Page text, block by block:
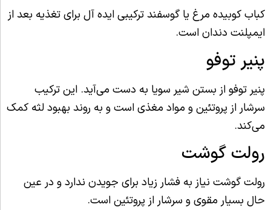
کباب کوبیده مرغ یا گوسفند ترکیبی ایده آل برای تغذیه بعد از
ایمپلنت دندان است.
پنیر توفو
پنیر توفو از بستن شیر سویا به دست می‌آید. این ترکیب
سرشار از پروتئین و مواد مغذی است و به روند بهبود لثه کمک
می‌کند.
رولت گوشت
رولت گوشت نیاز به فشار زیاد برای جویدن ندارد و در عین
حال بسیار مقوی و سرشار از پروتئین است.